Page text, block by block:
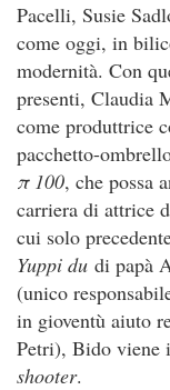
Pacelli, Susie
come oggi, in
modernità. Con
presenti, Claudia
come produttrice
pacchetto-
π 100, che possa
carriera di attrice
cui solo
Yuppi du di papà
(unico
in gioventù aiuto
Petri), Bido viene
shooter.